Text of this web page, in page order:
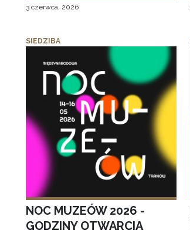
3 czerwca, 2026
SIEDZIBA
NOC MUZEÓW 2026 -
GODZINY OTWARCIA